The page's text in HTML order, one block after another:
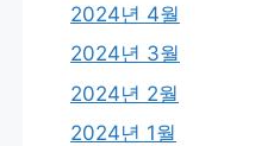
2024년 4월
2024년 3월
2024년 2월
2024년 1월